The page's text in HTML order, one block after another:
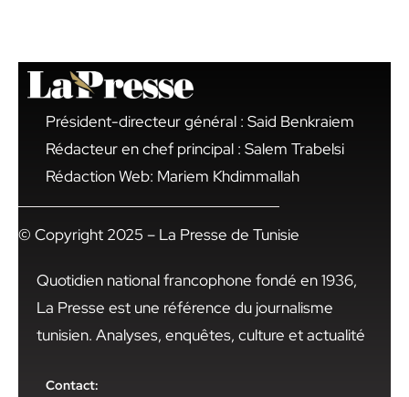
Président-directeur général : Said Benkraiem
Rédacteur en chef principal : Salem Trabelsi
Rédaction Web: Mariem Khdimmallah
© Copyright 2025 – La Presse de Tunisie
Quotidien national francophone fondé en 1936,
La Presse est une référence du journalisme
tunisien. Analyses, enquêtes, culture et actualité
Contact: